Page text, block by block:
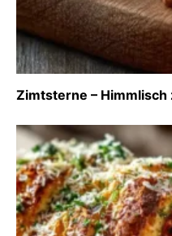
Zimtsterne –